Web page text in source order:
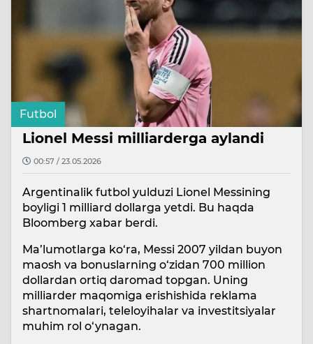
Futbol
Lionel Messi milliarderga aylandi
00:57 / 23.05.2026
Argentinalik futbol yulduzi Lionel Messining
boyligi 1 milliard dollarga yetdi. Bu haqda
Bloomberg xabar berdi.
Ma’lumotlarga ko‘ra, Messi 2007 yildan buyon
maosh va bonuslarning o‘zidan 700 million
dollardan ortiq daromad topgan. Uning
milliarder maqomiga erishishida reklama
shartnomalari, teleloyihalar va investitsiyalar
muhim rol o‘ynagan.